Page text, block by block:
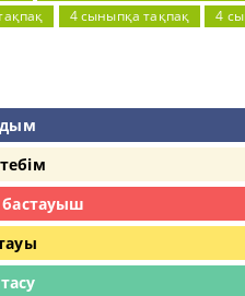
4 сыныпқа тақпақ 4